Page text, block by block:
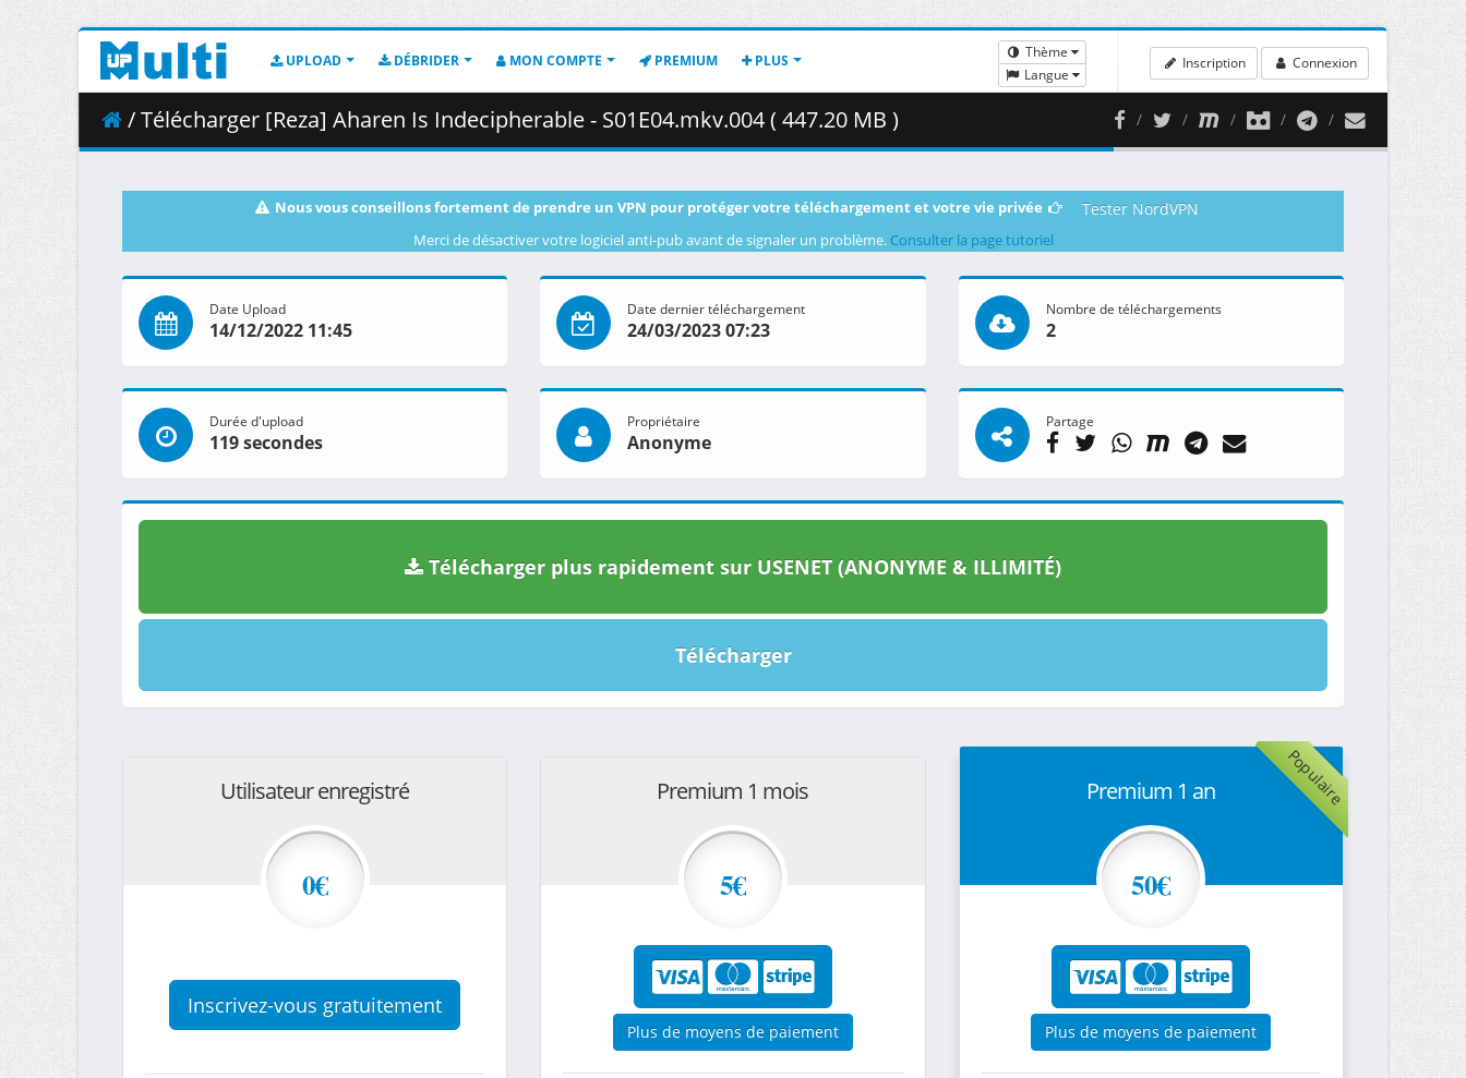
UPLOAD DÉBRIDER MON COMPTE PREMIUM PLUS
Thème
Langue
Inscription Connexion
/ Télécharger [Reza] Aharen Is Indecipherable - S01E04.mkv.004 ( 447.20 MB )
Nous vous conseillons fortement de prendre un VPN pour protéger votre téléchargement et votre vie privée Tester NordVPN
Merci de désactiver votre logiciel anti-pub avant de signaler un problème. Consulter la page tutoriel
Date Upload
14/12/2022 11:45
Date dernier téléchargement
24/03/2023 07:23
Nombre de téléchargements
2
Durée d'upload
119 secondes
Propriétaire
Anonyme
Partage
Télécharger plus rapidement sur USENET (ANONYME & ILLIMITÉ)
Télécharger
Utilisateur enregistré
0€
Inscrivez-vous gratuitement
Premium 1 mois
5€
Plus de moyens de paiement
Populaire
Premium 1 an
50€
Plus de moyens de paiement